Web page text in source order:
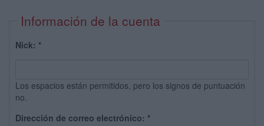
Información de la cuenta
Nick: *
Los espacios están permitidos, pero los signos de puntuación
no.
Dirección de correo electrónico: *